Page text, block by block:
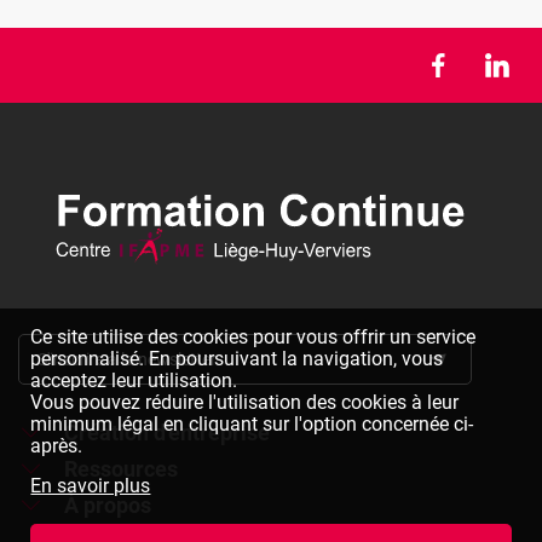
Ce site utilise des cookies pour vous offrir un service
personnalisé. En poursuivant la navigation, vous
acceptez leur utilisation.
Vous pouvez réduire l'utilisation des cookies à leur
minimum légal en cliquant sur l'option concernée ci-
après.
En savoir plus
S'inscrire à la newsletter
Création d'entreprise
Formations à la création d'entreprise
Chèques formation à la création d'entreprise
À propos